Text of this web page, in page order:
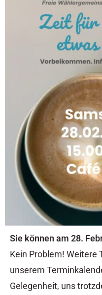
Sie können am 28.
Kein Problem! Weitere
unserem
Gelegenheit, uns